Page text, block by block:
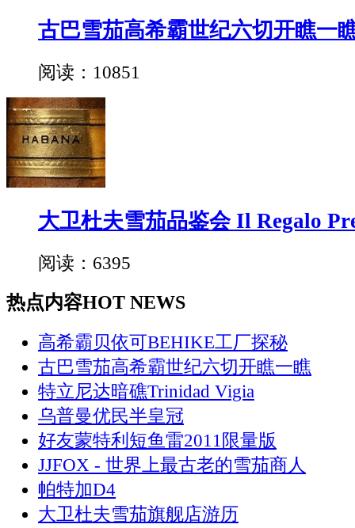
古巴雪茄高希霸世纪六切开瞧一
阅读：10851
大卫杜夫雪茄品鉴会 Il Regalo
阅读：6395
热点内容HOT NEWS
高希霸贝依可BEHIKE工厂探秘
古巴雪茄高希霸世纪六切开瞧一瞧
特立尼达暗礁Trinidad Vigia
乌普曼优民半皇冠
好友蒙特利短鱼雷2011限量版
JJFOX - 世界上最古老的雪茄商人
帕特加D4
大卫杜夫雪茄旗舰店游历